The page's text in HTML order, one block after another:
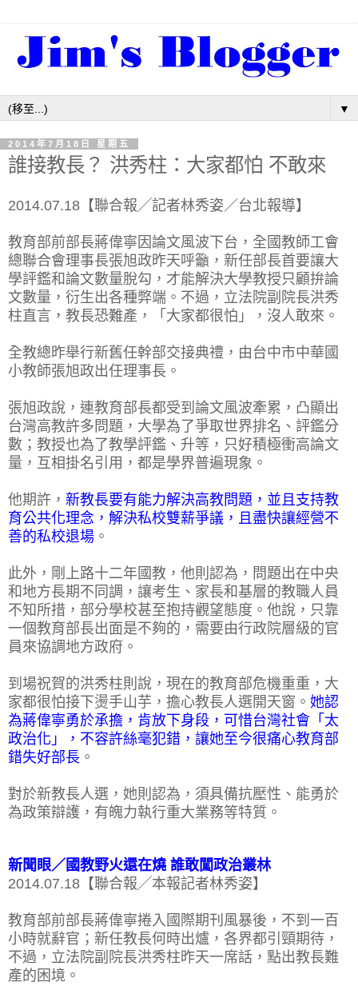
▼
2014年7月18日 星期五
誰接教長？ 洪秀柱：大家都怕 不敢來
2014.07.18【聯合報╱記者林秀姿／台北報導】
教育部前部長蔣偉寧因論文風波下台，全國教師工會
總聯合會理事長張旭政昨天呼籲，新任部長首要讓大
學評鑑和論文數量脫勾，才能解決大學教授只顧拚論
文數量，衍生出各種弊端。不過，立法院副院長洪秀
柱直言，教長恐難產，「大家都很怕」，沒人敢來。
全教總昨舉行新舊任幹部交接典禮，由台中市中華國
小教師張旭政出任理事長。
張旭政說，連教育部長都受到論文風波牽累，凸顯出
台灣高教許多問題，大學為了爭取世界排名、評鑑分
數；教授也為了教學評鑑、升等，只好積極衝高論文
量，互相掛名引用，都是學界普遍現象。
他期許， 新教長要有能力解決高教問題，並且支持教
育公共化理念，解決私校雙薪爭議，且盡快讓經營不
善的私校退場 。
此外，剛上路十二年國教，他則認為，問題出在中央
和地方長期不同調，讓考生、家長和基層的教職人員
不知所措，部分學校甚至抱持觀望態度。他說，只靠
一個教育部長出面是不夠的，需要由行政院層級的官
員來協調地方政府。
到場祝賀的洪秀柱則說，現在的教育部危機重重，大
家都很怕接下燙手山芋，擔心教長人選開天窗。 她認
為蔣偉寧勇於承擔，肯放下身段，可惜台灣社會「太
政治化」，不容許絲毫犯錯，讓她至今很痛心教育部
錯失好部長 。
對於新教長人選，她則認為，須具備抗壓性、能勇於
為政策辯護，有魄力執行重大業務等特質。
新聞眼／國教野火還在燒 誰敢闖政治叢林
2014.07.18【聯合報╱本報記者林秀姿】
教育部前部長蔣偉寧捲入國際期刊風暴後，不到一百
小時就辭官；新任教長何時出爐，各界都引頸期待，
不過，立法院副院長洪秀柱昨天一席話，點出教長難
產的困境。